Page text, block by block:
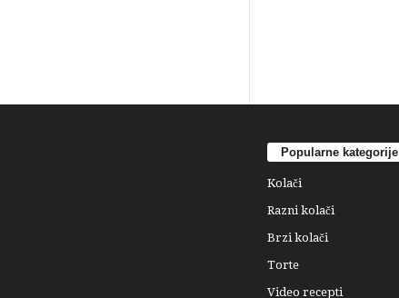
Popularne kategorije
Kolači
Razni kolači
Brzi kolači
Torte
Video recepti